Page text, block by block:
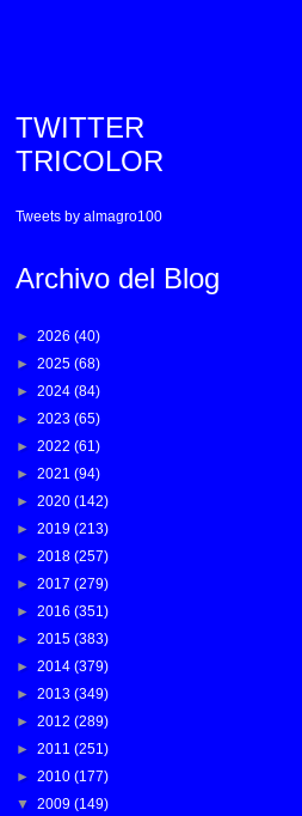
TWITTER
TRICOLOR
Tweets by almagro100
Archivo del Blog
► 2026 (40)
► 2025 (68)
► 2024 (84)
► 2023 (65)
► 2022 (61)
► 2021 (94)
► 2020 (142)
► 2019 (213)
► 2018 (257)
► 2017 (279)
► 2016 (351)
► 2015 (383)
► 2014 (379)
► 2013 (349)
► 2012 (289)
► 2011 (251)
► 2010 (177)
▼ 2009 (149)